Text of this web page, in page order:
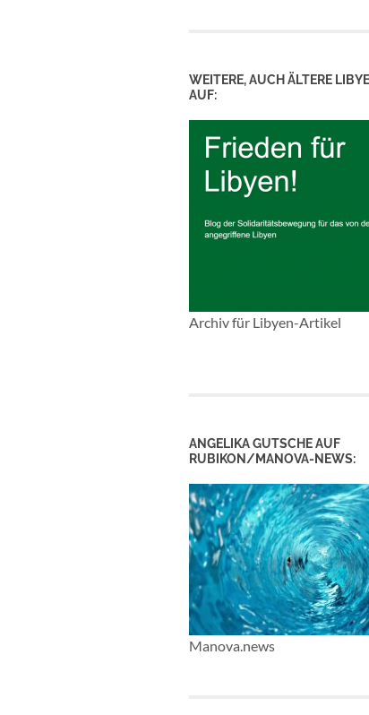
WEITERE, AUCH ÄLTERE
AUF:
Archiv für Libyen-Artikel
ANGELIKA GUTSCHE AUF
RUBIKON/MANOVA-NEWS:
Manova.news